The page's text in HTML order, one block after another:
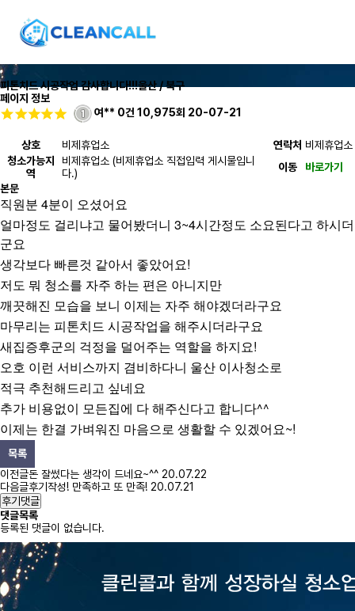
피톤치드 시공작업 감사합니다!!!울산 / 북구
페이지 정보
여** 0건 10,975회 20-07-21
상호 비제휴업소 연락처 비제휴업소
청소가능지
역
비제휴업소 (비제휴업소 직접입력 게시물입니
다.)
이동
바로가기
본문
직원분 4분이 오셨어요
얼마정도 걸리냐고 물어봤더니 3~4시간정도 소요된다고 하시더
군요
생각보다 빠른것 같아서 좋았어요!
저도 뭐 청소를 자주 하는 편은 아니지만
깨끗해진 모습을 보니 이제는 자주 해야겠더라구요
마무리는 피톤치드 시공작업을 해주시더라구요
새집증후군의 걱정을 덜어주는 역할을 하지요!
오호 이런 서비스까지 겸비하다니 울산 이사청소로
적극 추천해드리고 싶네요
추가 비용없이 모든집에 다 해주신다고 합니다^^
이제는 한결 가벼워진 마음으로 생활할 수 있겠어요~!
목록
이전글돈 잘썼다는 생각이 드네요~^^ 20.07.22
다음글후기작성! 만족하고 또 만족! 20.07.21
후기댓글
댓글목록
등록된 댓글이 없습니다.